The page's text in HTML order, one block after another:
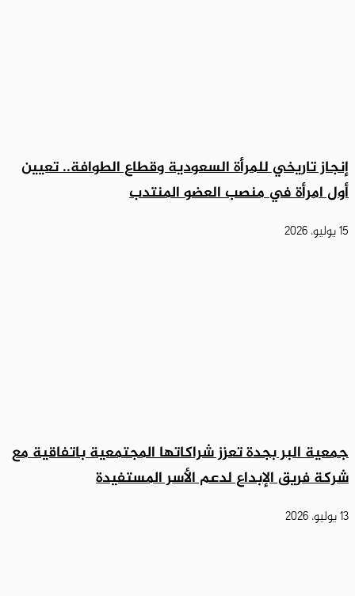
إنجاز تاريخي للمرأة السعودية وقطاع الطوافة.. تعيين
أول امرأة في منصب العضو المنتدب
15 يوليو، 2026
جمعية البر بجدة تعزز شراكاتها المجتمعية باتفاقية مع
شركة فريق الإبداع لدعم الأسر المستفيدة
13 يوليو، 2026